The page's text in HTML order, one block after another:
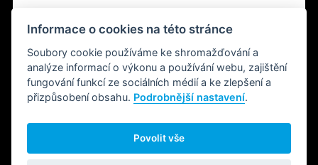
DIČ: CZ29057752
Číslo depozitního účtu r. k.:
2202612637 / 2010
SLEDUJTE NÁS
Informace o cookies na této stránce
Soubory cookie používáme ke shromažďování a
analýze informací o výkonu a používání webu, zajištění
fungování funkcí ze sociálních médií a ke zlepšení a
přizpůsobení obsahu. Podrobnější nastavení.
Povolit vše